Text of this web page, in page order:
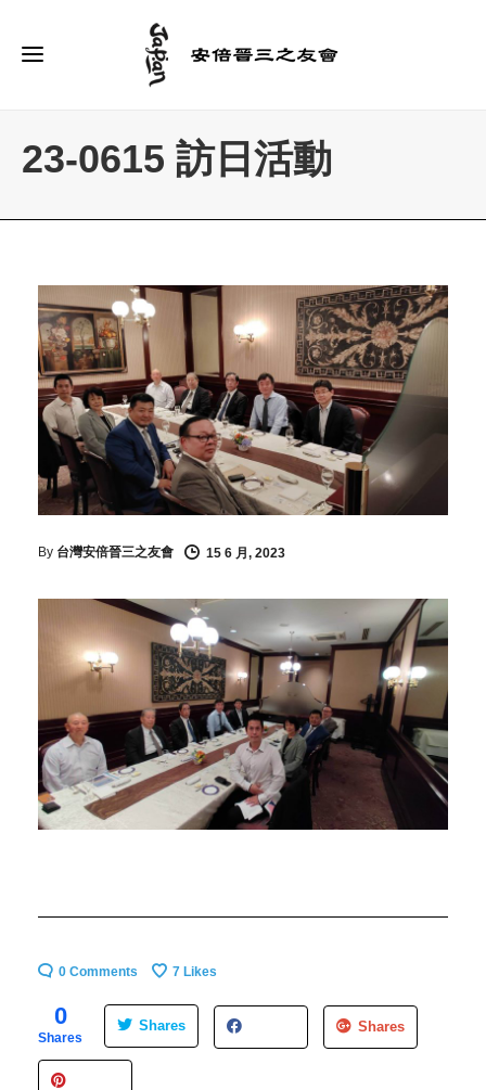
23-0615 訪日活動
By 台灣安倍晉三之友會 15 6 月, 2023
0 Comments 7 Likes
0
Shares
Shares Shares